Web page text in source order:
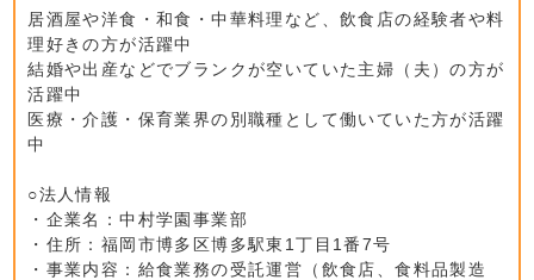
居酒屋や洋食・和食・中華料理など、飲食店の経験者や料
理好きの方が活躍中
結婚や出産などでブランクが空いていた主婦（夫）の方が
活躍中
医療・介護・保育業界の別職種として働いていた方が活躍
中
○法人情報
・企業名：中村学園事業部
・住所：福岡市博多区博多駅東1丁目1番7号
・事業内容：給食業務の受託運営（飲食店、食料品製造